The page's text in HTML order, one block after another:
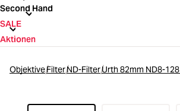
Ferngläser
Second Hand
Second Hand
SALE
SALE
Aktionen
ObjektiveFilterND-FilterUrth 82mm ND8-